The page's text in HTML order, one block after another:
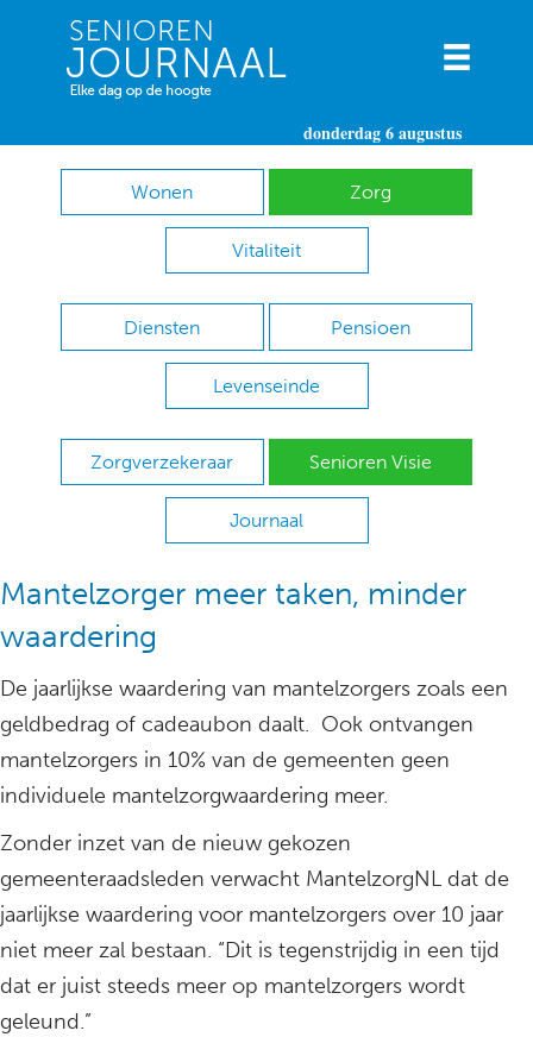
donderdag 6 augustus
Wonen Zorg
Vitaliteit
Diensten Pensioen
Levenseinde
Zorgverzekeraar Senioren Visie
Journaal
Mantelzorger meer taken, minder
waardering
De jaarlijkse waardering van mantelzorgers zoals een
geldbedrag of cadeaubon daalt. Ook ontvangen
mantelzorgers in 10% van de gemeenten geen
individuele mantelzorgwaardering meer.
Zonder inzet van de nieuw gekozen
gemeenteraadsleden verwacht MantelzorgNL dat de
jaarlijkse waardering voor mantelzorgers over 10 jaar
niet meer zal bestaan. “Dit is tegenstrijdig in een tijd
dat er juist steeds meer op mantelzorgers wordt
geleund.”